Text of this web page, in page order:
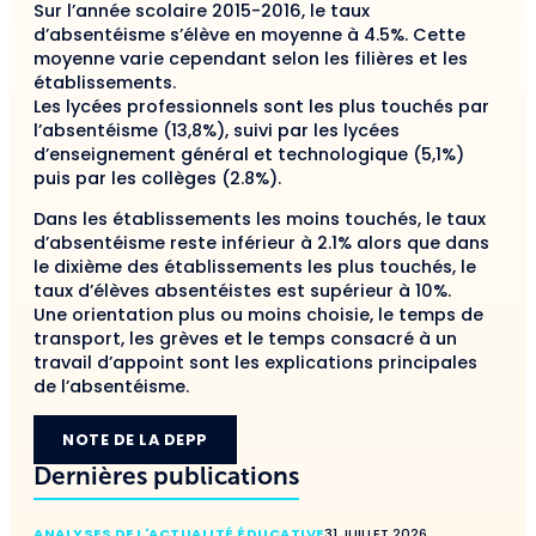
Sur l’année scolaire 2015-2016, le taux
d’absentéisme s’élève en moyenne à 4.5%. Cette
moyenne varie cependant selon les filières et les
établissements.
Les lycées professionnels sont les plus touchés par
l’absentéisme (13,8%), suivi par les lycées
d’enseignement général et technologique (5,1%)
puis par les collèges (2.8%).
Dans les établissements les moins touchés, le taux
d’absentéisme reste inférieur à 2.1% alors que dans
le dixième des établissements les plus touchés, le
taux d’élèves absentéistes est supérieur à 10%.
Une orientation plus ou moins choisie, le temps de
transport, les grèves et le temps consacré à un
travail d’appoint sont les explications principales
de l’absentéisme.
NOTE DE LA DEPP
Dernières publications